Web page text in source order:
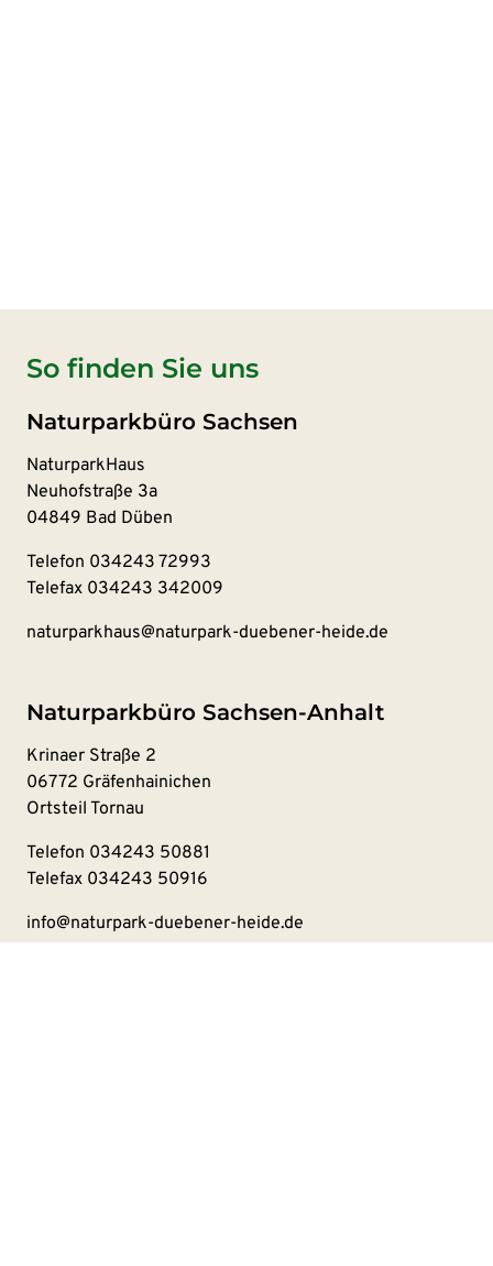
So finden Sie uns
Naturparkbüro Sachsen
NaturparkHaus
Neuhofstraße 3a
04849 Bad Düben
Telefon 034243 72993
Telefax 034243 342009
naturparkhaus@naturpark-duebener-heide.de
Naturparkbüro Sachsen-Anhalt
Krinaer Straße 2
06772 Gräfenhainichen
Ortsteil Tornau
Telefon 034243 50881
Telefax 034243 50916
info@naturpark-duebener-heide.de